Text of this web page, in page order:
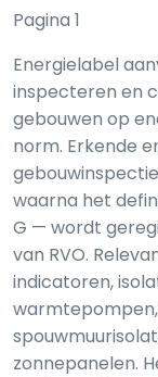
Pagina 1
Energielabel
inspecteren en
gebouwen op
norm. Erkende
waarna het
G — wordt
van RVO.
indicatoren,
zonnepanelen.